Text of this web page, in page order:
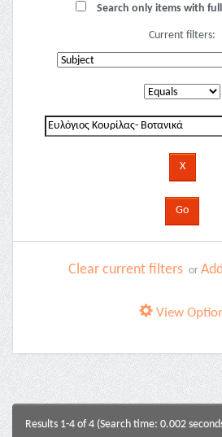
Search only items with
Current filters:
Clear current filters or
View
Results 1-4 of 4 (Search time: 0.002